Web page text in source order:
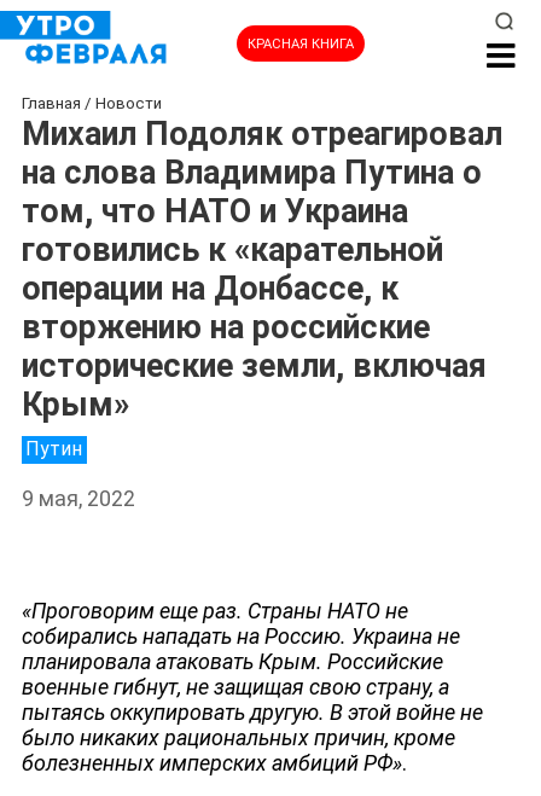
КРАСНАЯ КНИГА
НОВОСТИ
Главная / Новости
Михаил Подоляк отреагировал
на слова Владимира Путина о
том, что НАТО и Украина
готовились к «карательной
операции на Донбассе, к
вторжению на российские
исторические земли, включая
Крым»
Путин
9 мая, 2022
«Проговорим еще раз. Страны НАТО не
собирались нападать на Россию. Украина не
планировала атаковать Крым. Российские
военные гибнут, не защищая свою страну, а
пытаясь оккупировать другую. В этой войне не
было никаких рациональных причин, кроме
болезненных имперских амбиций РФ».